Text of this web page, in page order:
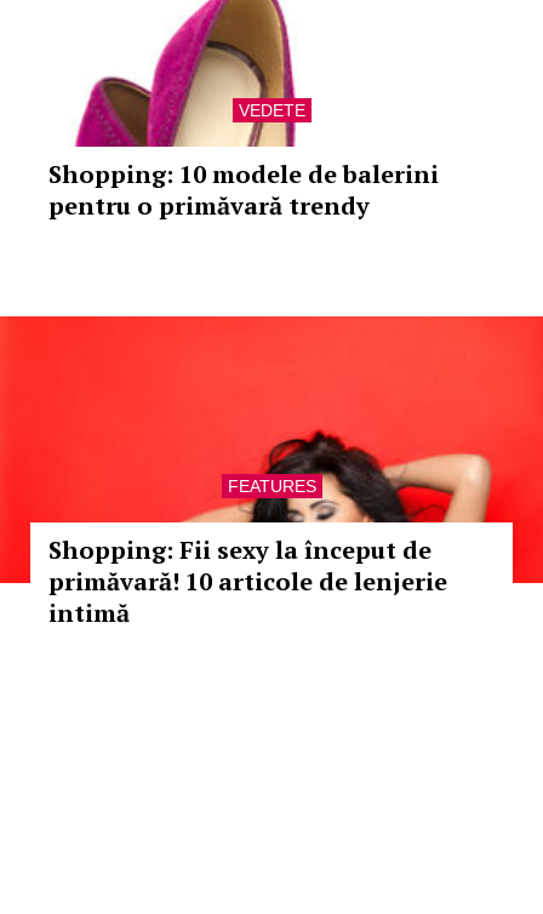
VEDETE
Shopping: 10 modele de balerini
pentru o primăvară trendy
FEATURES
Shopping: Fii sexy la început de
primăvară! 10 articole de lenjerie
intimă